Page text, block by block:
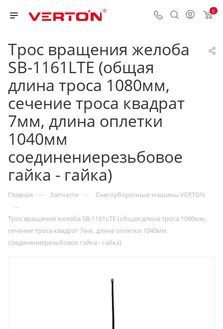
0
Трос вращения желоба
SB-1161LTE (общая
длина троса 1080мм,
сечение троса квадрат
7мм, длина оплетки
1040мм
соединениерезьбовое
гайка - гайка)
Главная — Запчасти — Снегоуборочные машины VERTON
—
Трос вращения желоба SB-1161LTE (общая длина троса 1080мм,
сечение троса квадрат 7мм, длина оплетки 1040мм
соединениерезьбовое гайка - гайка)